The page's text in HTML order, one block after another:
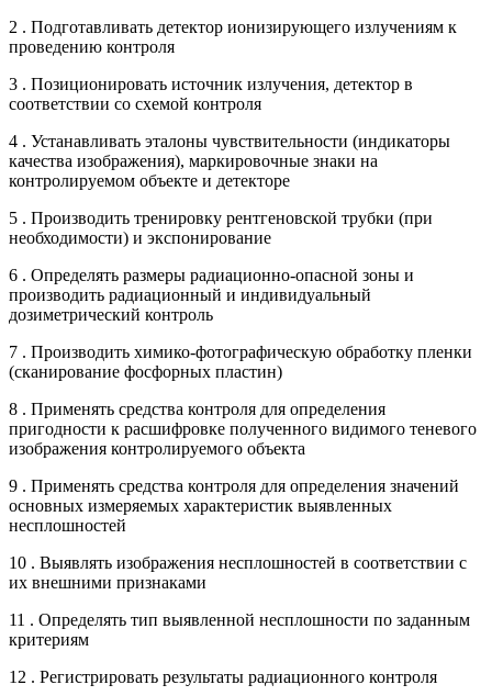
2 . Подготавливать детектор ионизирующего излучениям к
проведению контроля
3 . Позиционировать источник излучения, детектор в
соответствии со схемой контроля
4 . Устанавливать эталоны чувствительности (индикаторы
качества изображения), маркировочные знаки на
контролируемом объекте и детекторе
5 . Производить тренировку рентгеновской трубки (при
необходимости) и экспонирование
6 . Определять размеры радиационно-опасной зоны и
производить радиационный и индивидуальный
дозиметрический контроль
7 . Производить химико-фотографическую обработку пленки
(сканирование фосфорных пластин)
8 . Применять средства контроля для определения
пригодности к расшифровке полученного видимого теневого
изображения контролируемого объекта
9 . Применять средства контроля для определения значений
основных измеряемых характеристик выявленных
несплошностей
10 . Выявлять изображения несплошностей в соответствии с
их внешними признаками
11 . Определять тип выявленной несплошности по заданным
критериям
12 . Регистрировать результаты радиационного контроля